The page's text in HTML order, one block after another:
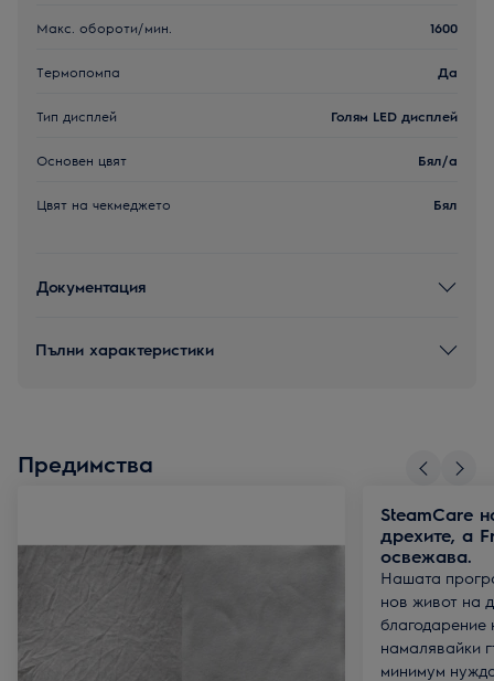
Макс. обороти/мин. 1600
Термопомпа Да
Тип дисплей Голям LED дисплей
Основен цвят Бял/a
Цвят на чекмеджето Бял
Документация
Пълни характеристики
Предимства
SteamCare
дрехите, а
освежава.
Нашата
нов живот на
благодарение
намалявайки
минимум